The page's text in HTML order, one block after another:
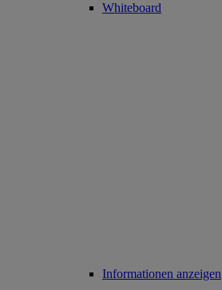
Whiteboard
Informationen anzeigen